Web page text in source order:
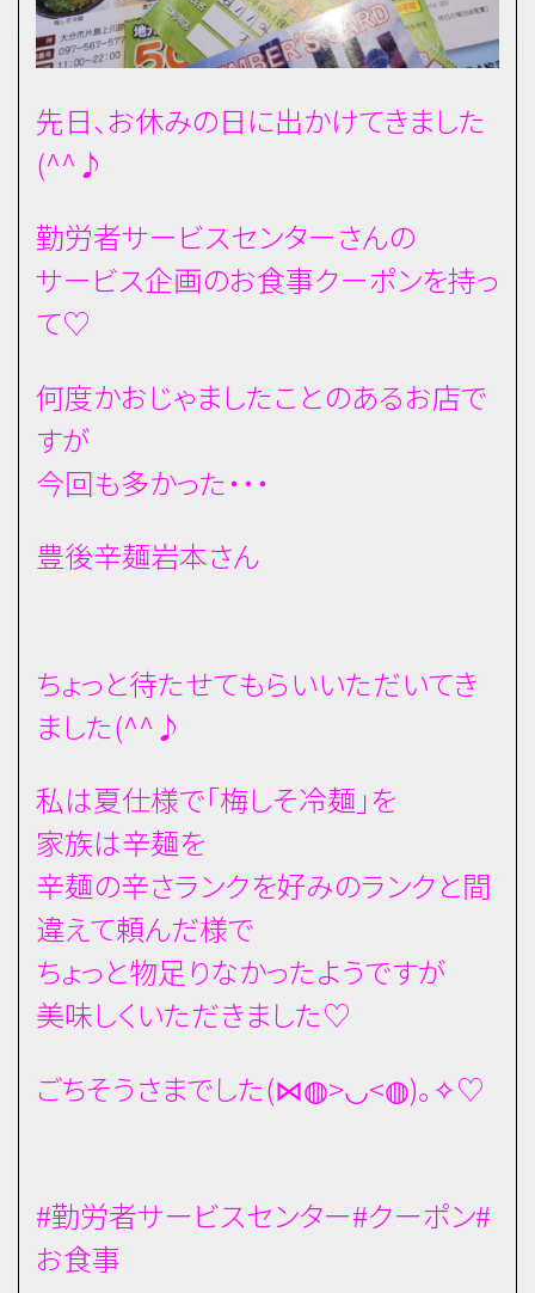
先日、お休みの日に出かけてきました
(^^♪
勤労者サービスセンターさんの
サービス企画のお食事クーポンを持っ
て♡
何度かおじゃましたことのあるお店で
すが
今回も多かった・・・
豊後辛麺岩本さん
ちょっと待たせてもらいいただいてき
ました(^^♪
私は夏仕様で「梅しそ冷麺」を
家族は辛麺を
辛麺の辛さランクを好みのランクと間
違えて頼んだ様で
ちょっと物足りなかったようですが
美味しくいただきました♡
ごちそうさまでした(⋈◍>◡<◍)。✧♡
#勤労者サービスセンター#クーポン#
お食事